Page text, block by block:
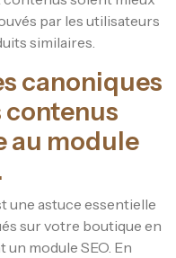
par les utilisateurs
similaires.
canoniques
contenus
au module
une astuce essentielle
sur votre boutique en
module SEO. En